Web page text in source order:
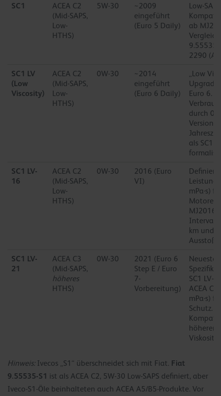
SC1
ACEA C2
(Mid-SAPS,
Low-
HTHS)
5W-30
~2009
eingeführt
(Euro 5 Daily)
Low-
ab
9.55535-
2290
SC1 LV
(Low
Viscosity)
ACEA C2
(Mid-SAPS,
Low-
HTHS)
0W-30
~2014
eingeführt
(Euro 6 Daily)
„Low
Upgrade
Euro 6.
durch
Version
als SC1
SC1 LV-
16
ACEA C2
(Mid-SAPS,
Low-
HTHS)
0W-30
2016 (Euro
VI)
Definiert
Leistung
mPa·s)
Motoren
km und
Ausstoß.
SC1 LV-
21
ACEA C3
(Mid-SAPS,
höheres
HTHS)
0W-30
2021 (Euro 6
Step E / Euro
7-
Vorbereitung)
Neueste
SC1 LV-
ACEA
mPa·s)
Schutz.
höherer
Hinweis:Ivecos „S1“ überschneidet sich mit Fiat. Fiat
9.55535-S1 ist als ACEA C2, 5W-30 Low-SAPS definiert, aber
Iveco-S1-Öle beinhalteten auch ACEA A5/B5-Produkte. Vor